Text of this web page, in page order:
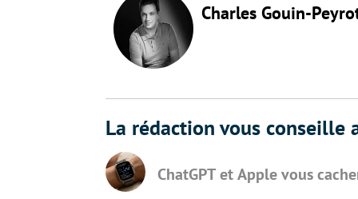
Charles Gouin-
La rédaction vous conseille
ChatGPT et Apple vous